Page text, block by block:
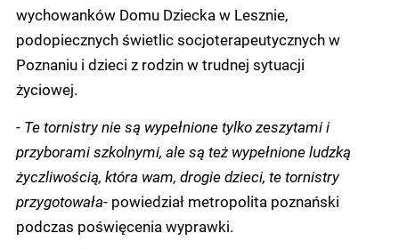
wychowanków Domu Dziecka w Lesznie,
podopiecznych świetlic socjoterapeutycznych w
Poznaniu i dzieci z rodzin w trudnej sytuacji
życiowej.
- Te tornistry nie są wypełnione tylko zeszytami i
przyborami szkolnymi, ale są też wypełnione ludzką
życzliwością, która wam, drogie dzieci, te tornistry
przygotowała- powiedział metropolita poznański
podczas poświęcenia wyprawki.